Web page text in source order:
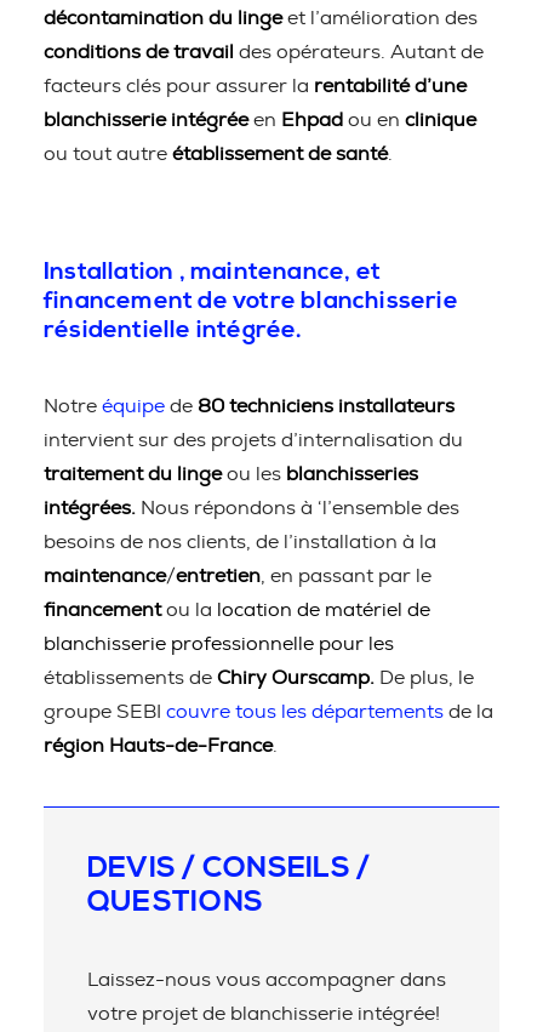
décontamination du lingeet l’amélioration des
conditions de travail des opérateurs. Autant de
facteurs clés pour assurer la rentabilité d’une
blanchisserie intégréeen Ehpad ou en clinique
ou tout autre établissement de santé.
Installation , maintenance, et
financement de votre blanchisserie
résidentielle intégrée.
Notre équipe de 80 techniciens installateurs
intervient sur des projets d’internalisation du
traitement du lingeou les blanchisseries
intégrées. Nous répondons à ‘l’ensemble des
besoins de nos clients, de l’installation à la
maintenance/entretien , en passant par le
financementou la location de matériel de
blanchisserie professionnelle pour les
établissements de Chiry Ourscamp. De plus, le
groupe SEBI couvre tous les départements de la
région Hauts-de-France.
DEVIS / CONSEILS /
QUESTIONS
Laissez-nous vous accompagner dans
votre projet de blanchisserie intégrée!